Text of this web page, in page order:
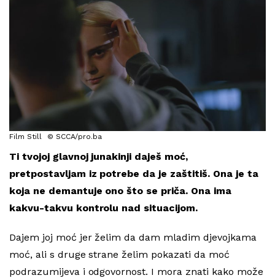
Film Still © SCCA/pro.ba
Ti tvojoj glavnoj junakinji daješ moć,
pretpostavljam iz potrebe da je zaštitiš. Ona je ta
koja ne demantuje ono što se priča. Ona ima
kakvu-takvu kontrolu nad situacijom.
Dajem joj moć jer želim da dam mladim djevojkama
moć, ali s druge strane želim pokazati da moć
podrazumijeva i odgovornost. I mora znati kako može